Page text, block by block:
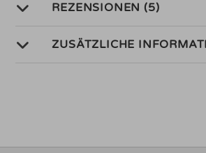
REZENSIONEN (5)
ZUSÄTZLICHE